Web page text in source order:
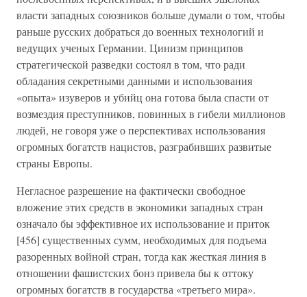
власти западных союзников больше думали о том, чтобы
раньше русских добраться до военных технологий и
ведущих ученых Германии. Цинизм принципов
стратегической разведки состоял в том, что ради
обладания секретными данными и использования
«опыта» изуверов и убийц она готова была спасти от
возмездия преступников, повинных в гибели миллионов
людей, не говоря уже о перспективах использования
огромных богатств нацистов, разграбивших развитые
страны Европы.
Негласное разрешение на фактически свободное
вложение этих средств в экономики западных стран
означало бы эффективное их использование и приток
[456] существенных сумм, необходимых для подъема
разоренных войной стран, тогда как жесткая линия в
отношении фашистских бонз привела бы к оттоку
огромных богатств в государства «третьего мира».